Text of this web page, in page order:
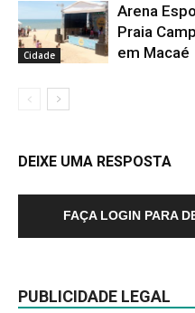
Cidade
Arena
Praia
em Macaé
DEIXE UMA RESPOSTA
FAÇA LOGIN PARA
PUBLICIDADE LEGAL